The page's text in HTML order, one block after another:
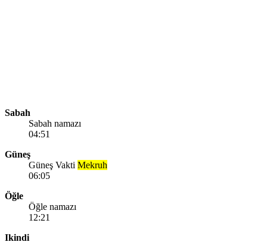
Sabah
Sabah namazı
04:51
Güneş
Güneş Vakti Mekruh
06:05
Öğle
Öğle namazı
12:21
Ikindi